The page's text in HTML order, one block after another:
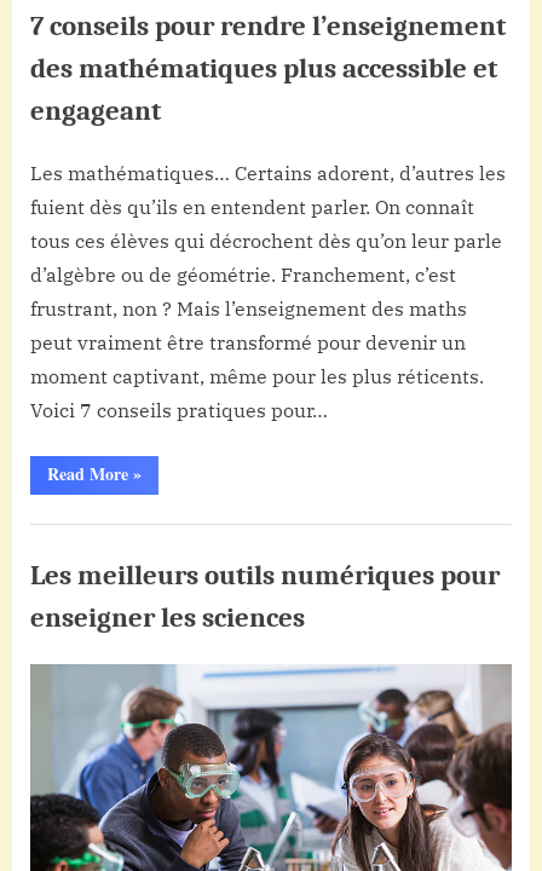
aux
sciences
?
5
pratiques”
classé
7 conseils pour rendre l’enseignement
des mathématiques plus accessible et
engageant
Posted
on
10
décembre
2025
By
admin
Aucun
commentairesur
7
conseils
rendre
l’enseignement
des
mathématiques
accessible
Les mathématiques… Certains adorent, d’autres les
fuient dès qu’ils en entendent parler. On connaît
tous ces élèves qui décrochent dès qu’on leur parle
d’algèbre ou de géométrie. Franchement, c’est
frustrant, non ? Mais l’enseignement des maths
peut vraiment être transformé pour devenir un
moment captivant, même pour les plus réticents.
Voici 7 conseils pratiques pour…
Read More“7
conseils
rendre
mathématiques
plus
accessible
et
»
classé
Les meilleurs outils numériques pour
enseigner les sciences
commentairesur
Les
meilleurs
outils
numériques
pour